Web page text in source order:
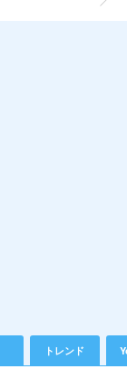
トレンド